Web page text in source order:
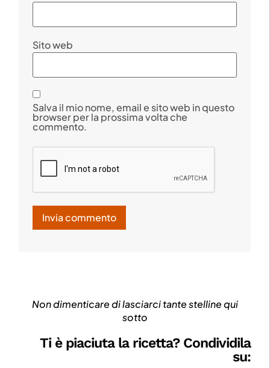
Sito web
Salva il mio nome, email e sito web in questo
browser per la prossima volta che
commento.
Non dimenticare di lasciarci tante stelline qui
sotto
Ti è piaciuta la ricetta? Condividila
su: